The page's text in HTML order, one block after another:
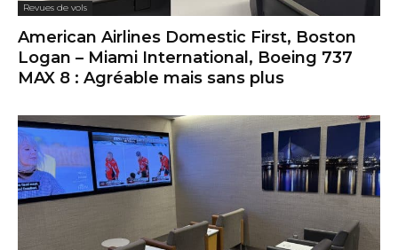
Revues de vols
American Airlines Domestic First, Boston
Logan – Miami International, Boeing 737
MAX 8 : Agréable mais sans plus